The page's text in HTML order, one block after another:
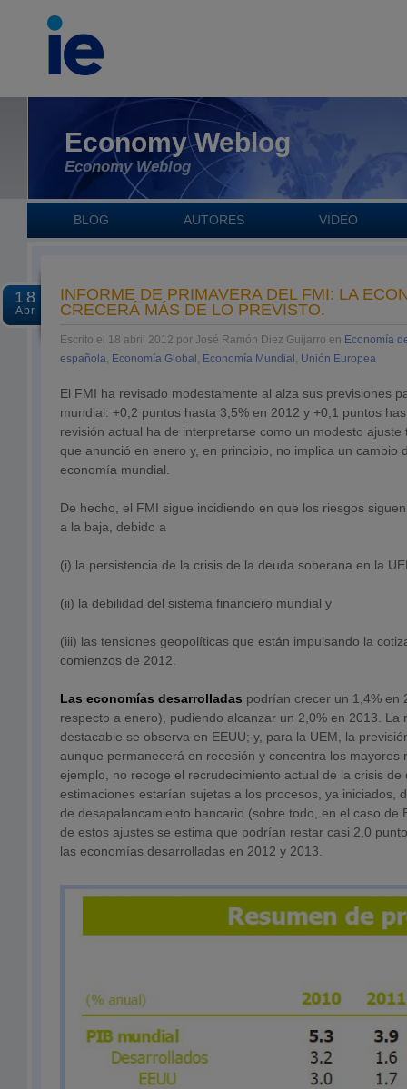
Economy Weblog
Economy Weblog
BLOG AUTORES VIDEO
18
Abr
INFORME DE PRIMAVERA DEL FMI: LA
CRECERÁ MÁS DE LO PREVISTO.
Escrito el 18 abril 2012 por José Ramón Diez Guijarro en Economía
española, Economía Global , Economía Mundial , Unión Europea
El FMI ha revisado modestamente al alza sus previsiones
mundial: +0,2 puntos hasta 3,5% en 2012 y +0,1 puntos
revisión actual ha de interpretarse como un modesto
que anunció en enero y, en principio, no implica un cambio
economía mundial.
De hecho, el FMI sigue incidiendo en que los riesgos
a la baja, debido a
(i) la persistencia de la crisis de la deuda soberana en la
(ii) la debilidad del sistema financiero mundial y
(iii) las tensiones geopolíticas que están impulsando la
comienzos de 2012.
Las economías desarrolladas podrían crecer un 1,4% en
respecto a enero), pudiendo alcanzar un 2,0% en 2013. La
destacable se observa en EEUU; y, para la UEM, la
aunque permanecerá en recesión y concentra los mayores
ejemplo, no recoge el recrudecimiento actual de la crisis de
estimaciones estarían sujetas a los procesos, ya iniciados,
de desapalancamiento bancario (sobre todo, en el caso de
de estos ajustes se estima que podrían restar casi 2,0
las economías desarrolladas en 2012 y 2013.